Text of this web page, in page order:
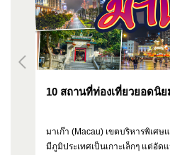
10 สถานที่ท่องเที่ยวยอดนิย
มาเก๊า (Macau) เขตบริหารพิเศ
มีภูมิประเทศเป็นเกาะเล็กๆ แต่อั